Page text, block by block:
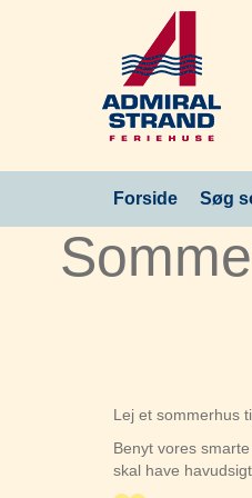
Forside Søg
Lej et sommerhus
Benyt vores
skal have